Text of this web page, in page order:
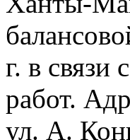
г. в связи
работ.
ул. А.